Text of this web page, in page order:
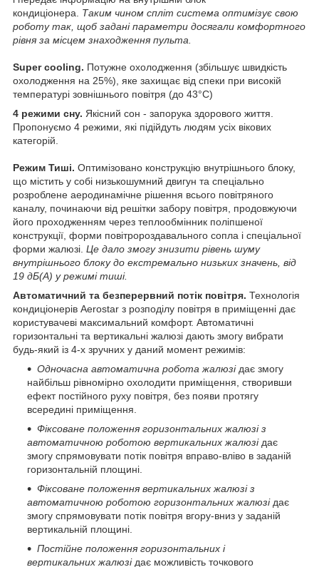
кондиціонера. Таким чином спліт система оптимізує свою
роботу так, щоб задані параметри досягали комфортного
рівня за місцем знаходження пульта.
Super cooling. Потужне охолодження (збільшує швидкість
охолодження на 25%), яке захищає від спеки при високій
температурі зовнішнього повітря (до 43°С)
4 режими сну. Якісний сон - запорука здорового життя.
Пропонуємо 4 режими, які підійдуть людям усіх вікових
категорій.
Режим Тиші. Оптимізовано конструкцію внутрішнього блоку,
що містить у собі низькошумний двигун та спеціально
розроблене аеродинамічне рішення всього повітряного
каналу, починаючи від решітки забору повітря, продовжуючи
його проходженням через теплообмінник поліпшеної
конструкції, форми повітророздавального сопла і спеціальної
форми жалюзі. Це дало змогу знизити рівень шуму
внутрішнього блоку до екстремально низьких значень, від
19 дБ(А) у режимі тиші.
Автоматичний та безперервний потік повітря. Технологія
кондиціонерів Aerostar з розподілу повітря в приміщенні дає
користувачеві максимальний комфорт. Автоматичні
горизонтальні та вертикальні жалюзі дають змогу вибрати
будь-який із 4-х зручних у даний момент режимів:
Одночасна автоматична робота жалюзідає змогу
найбільш рівномірно охолодити приміщення, створивши
ефект постійного руху повітря, без появи протягу
всередині приміщення.
Фіксоване положення горизонтальних жалюзі з
автоматичною роботою вертикальних жалюзідає
змогу спрямовувати потік повітря вправо-вліво в заданій
горизонтальній площині.
Фіксоване положення вертикальних жалюзі з
автоматичною роботою горизонтальних жалюзідає
змогу спрямовувати потік повітря вгору-вниз у заданій
вертикальній площині.
Постійне положення горизонтальних і
вертикальних жалюзідає можливість точкового